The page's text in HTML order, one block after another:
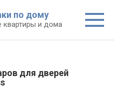
по дому
квартиры и дома
для дверей